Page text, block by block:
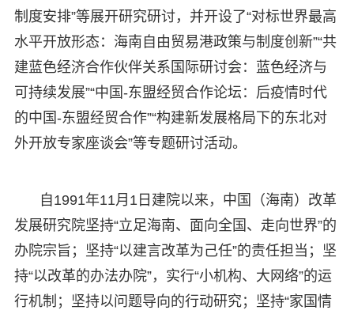
制度安排”等展开研究研讨，并开设了“对标世界最高
水平开放形态：海南自由贸易港政策与制度创新”“共
建蓝色经济合作伙伴关系国际研讨会：蓝色经济与
可持续发展”“中国-东盟经贸合作论坛：后疫情时代
的中国-东盟经贸合作”“构建新发展格局下的东北对
外开放专家座谈会”等专题研讨活动。
自1991年11月1日建院以来，中国（海南）改革
发展研究院坚持“立足海南、面向全国、走向世界”的
办院宗旨；坚持“以建言改革为己任”的责任担当；坚
持“以改革的办法办院”，实行“小机构、大网络”的运
行机制；坚持以问题导向的行动研究；坚持“家国情